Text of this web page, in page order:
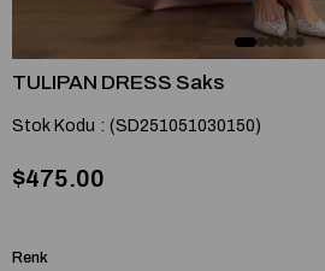
TULIPAN DRESS Saks
Stok Kodu (SD251051030150)
$475.00
Renk